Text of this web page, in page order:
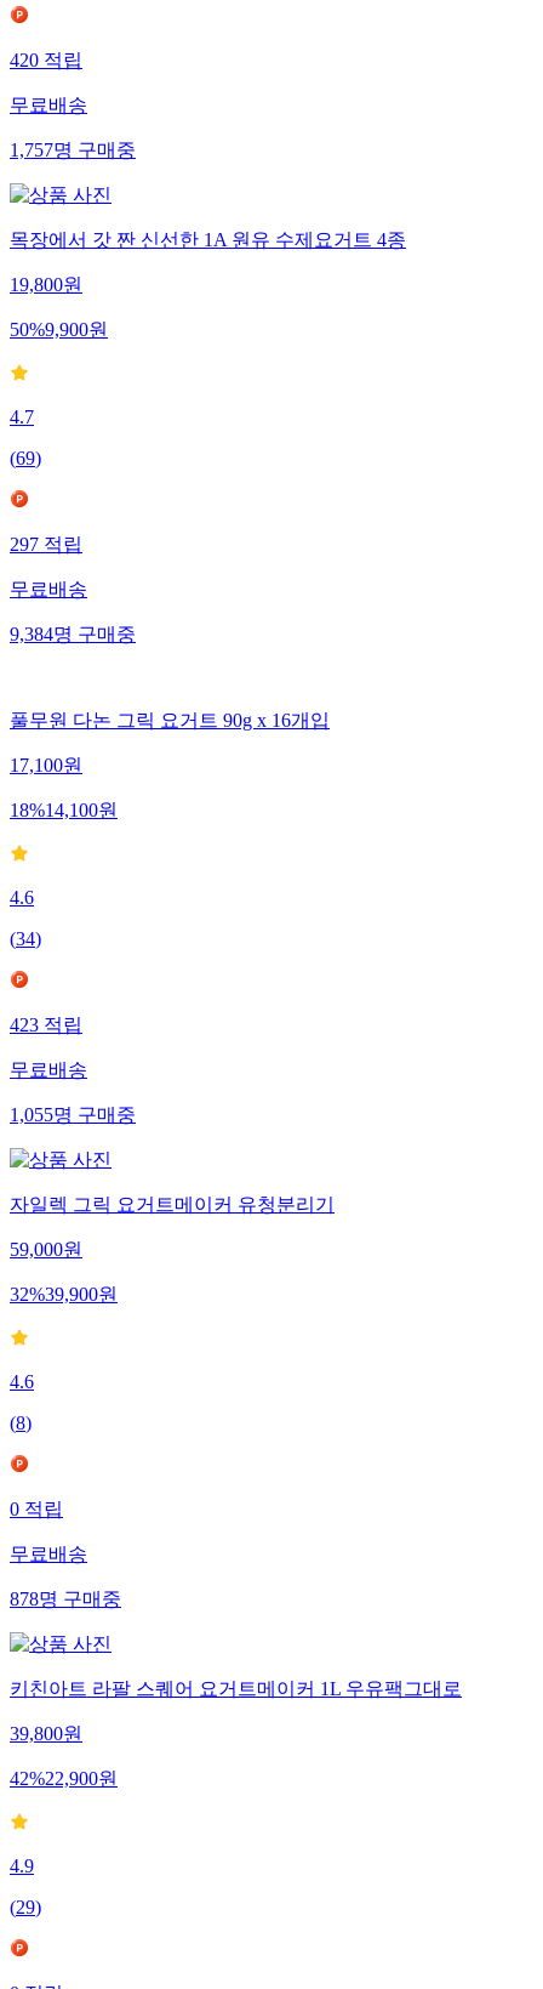
420적립
무료배송
1,757명구매중
목장에서 갓 짠 신선한 1A 원유 수제요거트 4종
19,800원
50%9,900원
4.7
(69)
297적립
무료배송
9,384명구매중
풀무원 다논 그릭 요거트 90g x 16개입
17,100원
18%14,100원
4.6
(34)
423적립
무료배송
1,055명구매중
자일렉 그릭 요거트메이커 유청분리기
59,000원
32%39,900원
4.6
(8)
0적립
무료배송
878명구매중
키친아트 라팔 스퀘어 요거트메이커 1L 우유팩그대로
39,800원
42%22,900원
4.9
(29)